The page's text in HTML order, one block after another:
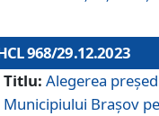
968/29.12.2023
Titlu: Alegerea
Municipiului Braşov